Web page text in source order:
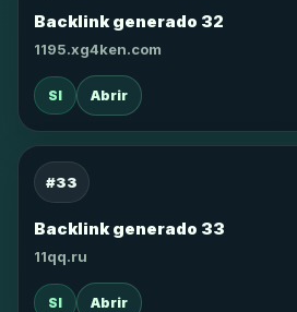
Backlink generado 32
1195.xg4ken.com
SI Abrir
#33
Backlink generado 33
11qq.ru
SI Abrir